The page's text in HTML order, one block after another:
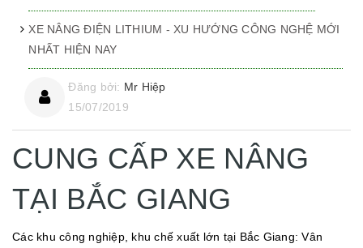
XE NÂNG ĐIỆN LITHIUM - XU HƯỚNG CÔNG NGHỆ MỚI
NHẤT HIỆN NAY
Đăng bởi: Mr Hiệp
15/07/2019
CUNG CẤP XE NÂNG
TẠI BẮC GIANG
Các khu công nghiệp, khu chế xuất lớn tại Bắc Giang: Vân